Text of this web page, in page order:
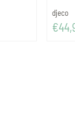
Merk:
djeco
Prijs: